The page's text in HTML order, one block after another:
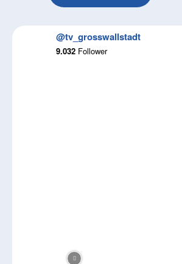
@tv_grosswallstadt
9.032 Follower